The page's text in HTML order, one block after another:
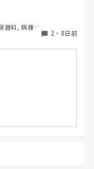
すく簡潔に報告
器科, 病棟,
2 ・ 8日前
とがあります。